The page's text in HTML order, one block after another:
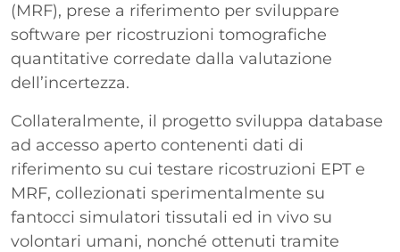
(MRF), prese a riferimento per sviluppare
software per ricostruzioni tomografiche
quantitative corredate dalla valutazione
dell’incertezza.
Collateralmente, il progetto sviluppa database
ad accesso aperto contenenti dati di
riferimento su cui testare ricostruzioni EPT e
MRF, collezionati sperimentalmente su
fantocci simulatori tissutali ed in vivo su
volontari umani, nonché ottenuti tramite